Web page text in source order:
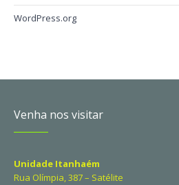
WordPress.org
Venha nos visitar
Unidade Itanhaém
Rua Olímpia, 387 – Satélite